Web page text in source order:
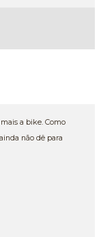
a bike. Como
não dê para